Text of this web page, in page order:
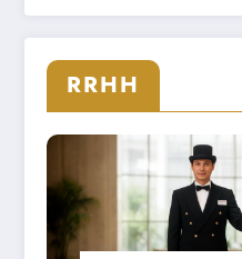
el salario alicatador de
expertos que triunfan
en el sector
RRHH